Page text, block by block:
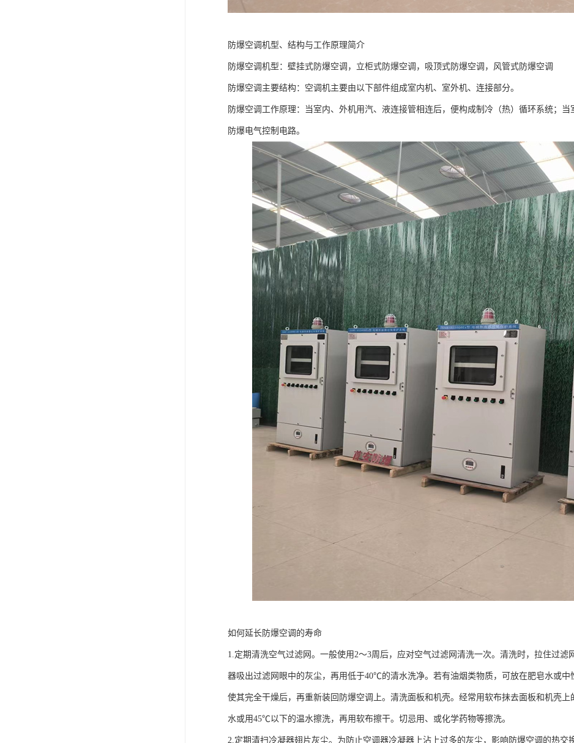
防爆空调机型、结构与工作原理简介
防爆空调机型：壁挂式防爆空调，立柜式防爆空调，吸顶式防爆空调，风管式防爆空调
防爆空调主要结构：空调机主要由以下部件组成室内机、室外机、连接部分。
防爆空调工作原理：当室内、外机用汽、液连接管相连后，便构成制冷（热）循环系统；
防爆电气控制电路。
如何延长防爆空调的寿命
1.定期清洗空气过滤网。一般使用2～3周后，应对空气过滤网清洗一次。清洗时，拉住过滤
器吸出过滤网眼中的灰尘，再用低于40℃的清水洗净。若有油烟类物质，可放在肥皂水或
使其完全干燥后，再重新装回防爆空调上。清洗面板和机壳。经常用软布抹去面板和机壳
水或用45℃以下的温水擦洗，再用软布擦干。切忌用、或化学药物等擦洗。
2.定期清扫冷凝器翅片灰尘。为防止空调器冷凝器上沾上过多的灰尘，影响防爆空调的热交